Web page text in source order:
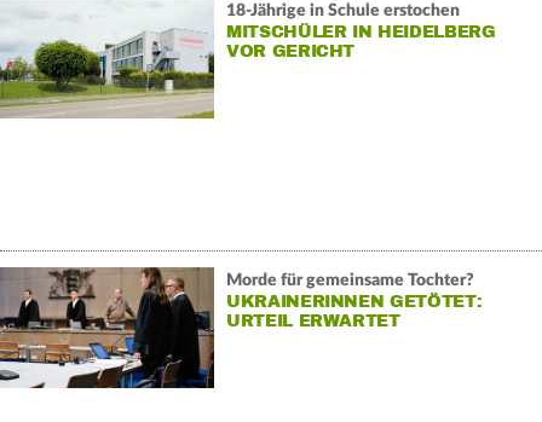
18-Jährige in Schule erstochen
MITSCHÜLER IN HEIDELBERG
VOR GERICHT
Morde für gemeinsame Tochter?
UKRAINERINNEN GETÖTET:
URTEIL ERWARTET